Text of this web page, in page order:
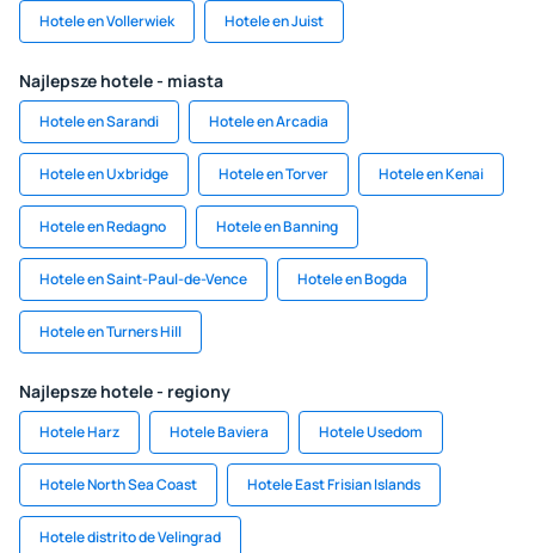
Hotele en Vollerwiek Hotele en Juist
Najlepsze hotele - miasta
Hotele en Sarandi Hotele en Arcadia
Hotele en Uxbridge Hotele en Torver Hotele en Kenai
Hotele en Redagno Hotele en Banning
Hotele en Saint-Paul-de-Vence Hotele en Bogda
Hotele en Turners Hill
Najlepsze hotele - regiony
Hotele Harz Hotele Baviera Hotele Usedom
Hotele North Sea Coast Hotele East Frisian Islands
Hotele distrito de Velingrad